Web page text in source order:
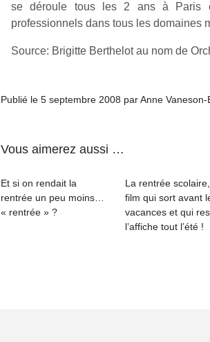
se déroule tous les 2 ans à Paris
professionnels dans tous les domaines
Source: Brigitte Berthelot au nom de
Publié le 5 septembre 2008 par Anne Vaneson-
Vous aimerez aussi …
Et si on rendait la
rentrée un peu moins…
« rentrée » ?
La rentrée
film qui sort avant
vacances et qui
l’affiche tout l’été !